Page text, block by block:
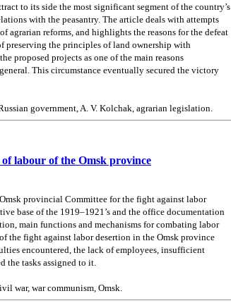
to its side the most significant segment of the country’s
with the peasantry. The article deals with attempts
reforms, and highlights the reasons for the defeat
preserving the principles of land ownership with
proposed projects as one of the main reasons
This circumstance eventually secured the victory
government, A. V. Kolchak, agrarian legislation.
labour of the Omsk province
provincial Committee for the fight against labor
base of the 1919–1921’s and the office documentation
main functions and mechanisms for combating labor
the fight against labor desertion in the Omsk province
encountered, the lack of employees, insufficient
the tasks assigned to it.
war, war communism, Omsk.